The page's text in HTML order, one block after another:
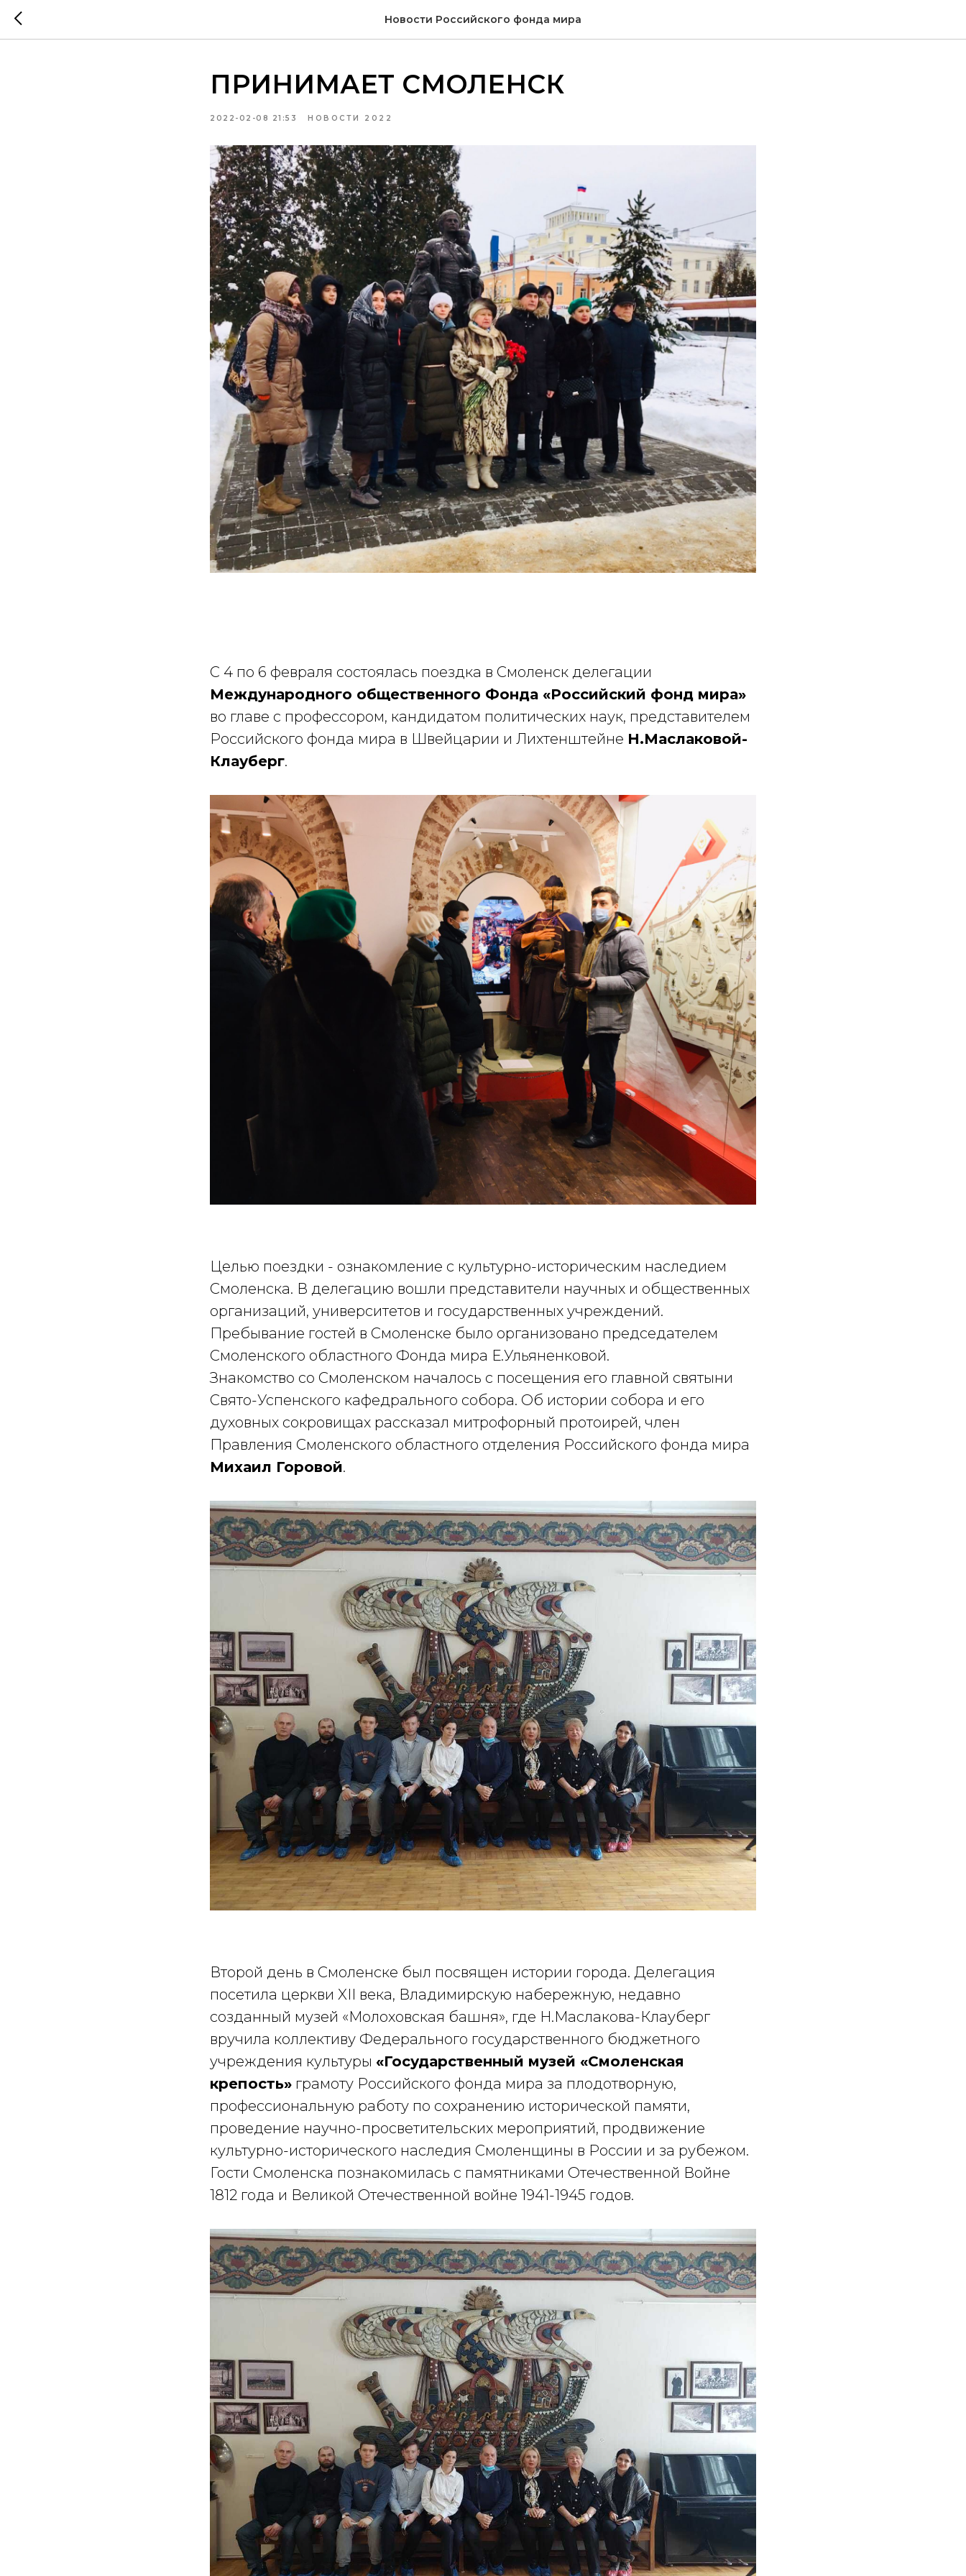
Новости Российского фонда мира
ПРИНИМАЕТ СМОЛЕНСК
2022-02-08 21:53 НОВОСТИ 2022
С 4 по 6 февраля состоялась поездка в Смоленск делегации
Международного общественного Фонда «Российский фонд мира»
во главе с профессором, кандидатом политических наук, представителем
Российского фонда мира в Швейцарии и Лихтенштейне Н.Маслаковой-
Клауберг.
Целью поездки - ознакомление с культурно-историческим наследием
Смоленска. В делегацию вошли представители научных и общественных
организаций, университетов и государственных учреждений.
Пребывание гостей в Смоленске было организовано председателем
Смоленского областного Фонда мира Е.Ульяненковой.
Знакомство со Смоленском началось с посещения его главной святыни
Свято-Успенского кафедрального собора. Об истории собора и его
духовных сокровищах рассказал митрофорный протоирей, член
Правления Смоленского областного отделения Российского фонда мира
Михаил Горовой.
Второй день в Смоленске был посвящен истории города. Делегация
посетила церкви XII века, Владимирскую набережную, недавно
созданный музей «Молоховская башня», где Н.Маслакова-Клауберг
вручила коллективу Федерального государственного бюджетного
учреждения культуры «Государственный музей «Смоленская
крепость» грамоту Российского фонда мира за плодотворную,
профессиональную работу по сохранению исторической памяти,
проведение научно-просветительских мероприятий, продвижение
культурно-исторического наследия Смоленщины в России и за рубежом.
Гости Смоленска познакомилась с памятниками Отечественной Войне
1812 года и Великой Отечественной войне 1941-1945 годов.